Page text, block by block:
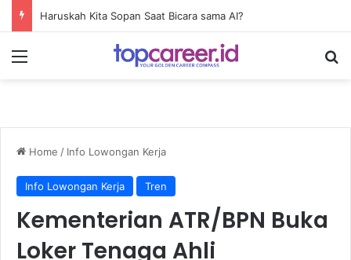
Haruskah Kita Sopan Saat Bicara sama AI?
Menu
Home / Info Lowongan Kerja
Info Lowongan Kerja Tren
Kementerian ATR/BPN Buka
Loker Tenaga Ahli